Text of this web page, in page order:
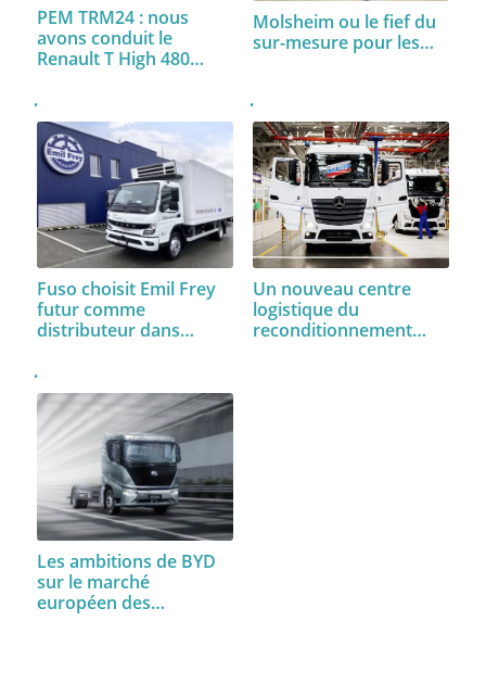
PEM TRM24 : nous
avons conduit le
Renault T High 480…
Molsheim ou le fief du
sur-mesure pour les…
Fuso choisit Emil Frey
futur comme
distributeur dans…
Un nouveau centre
logistique du
reconditionnement…
Les ambitions de BYD
sur le marché
européen des…